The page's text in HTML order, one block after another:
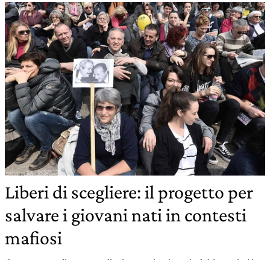
Liberi di scegliere: il progetto per
salvare i giovani nati in contesti
mafiosi